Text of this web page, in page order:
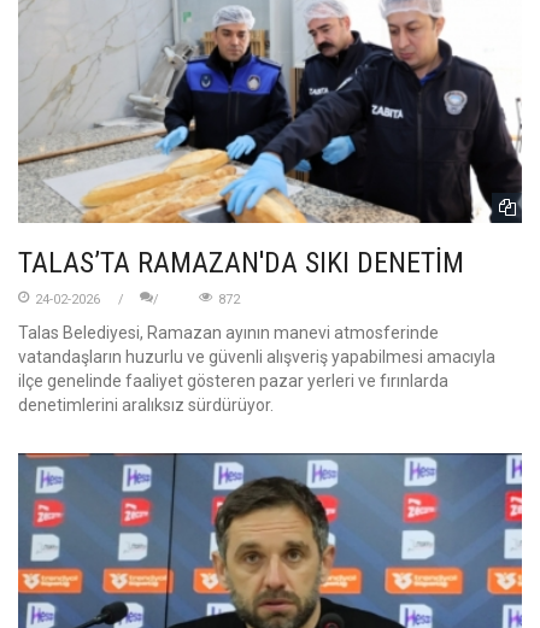
TALAS’TA RAMAZAN'DA SIKI DENETİM
24-02-2026 872
Talas Belediyesi, Ramazan ayının manevi atmosferinde
vatandaşların huzurlu ve güvenli alışveriş yapabilmesi amacıyla
ilçe genelinde faaliyet gösteren pazar yerleri ve fırınlarda
denetimlerini aralıksız sürdürüyor.